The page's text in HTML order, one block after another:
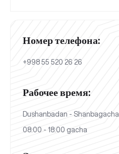
Номер телефона:
+998 55 520 26 26
Рабочее время:
Dushanbadan - Shanbagacha
08:00 - 18:00 gacha